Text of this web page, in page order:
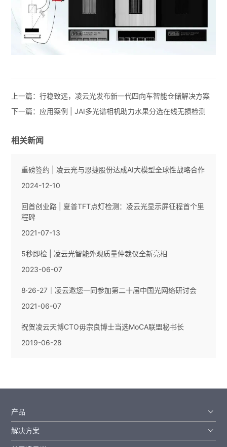
上一篇：行稳致远，凌云光发布新一代四向车智能仓储解决方案
下一篇： 应用案例 | JAI多光谱相机助力水果分选在线无损检测
相关新闻
重磅签约 | 凌云光与恩捷股份达成AI大模型全球性战略合作
2024-12-10
回首创业路 | 夏普TFT点灯检测：凌云光显示屏征程首个里
程碑
2021-07-13
5秒即检 | 凌云光智能外观质量仲裁仪全新亮相
2023-06-07
8·26-27｜凌云邀您一同参加第二十届中国光网络研讨会
2021-06-07
祝贺凌云天博CTO毋宗良博士当选MoCA联盟秘书长
2019-06-28
产品
解决方案